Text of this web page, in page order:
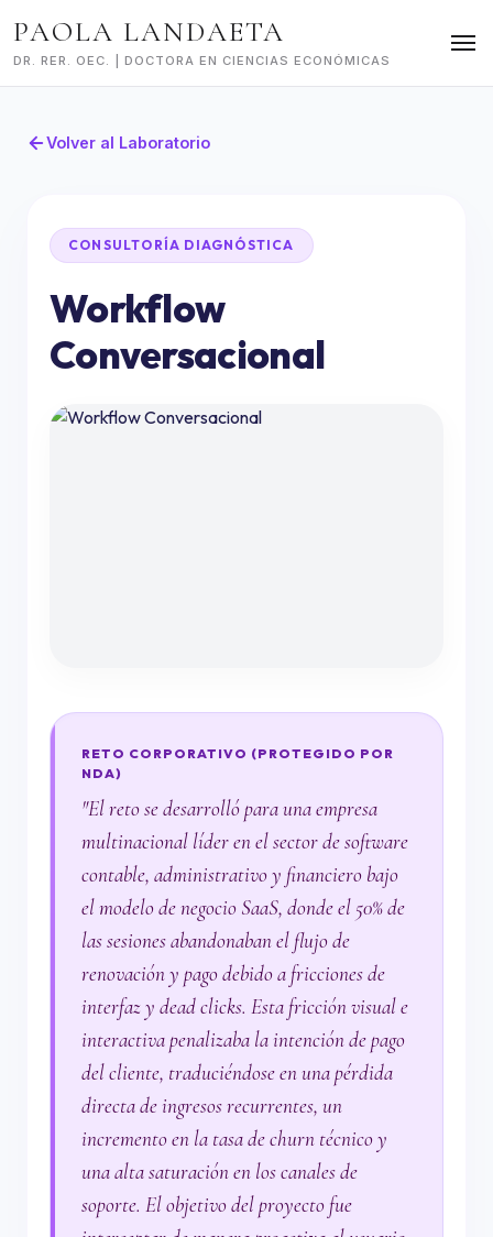
to
content
PAOLA LANDAETA
DR. RER. OEC. | DOCTORA EN CIENCIAS ECONÓMICAS
Volver al Laboratorio
CONSULTORÍA DIAGNÓSTICA
Workflow
Conversacional
RETO CORPORATIVO (PROTEGIDO POR
NDA)
"El reto se desarrolló para una empresa
multinacional líder en el sector de software
contable, administrativo y financiero bajo
el modelo de negocio SaaS, donde el 50% de
las sesiones abandonaban el flujo de
renovación y pago debido a fricciones de
interfaz y dead clicks. Esta fricción visual e
interactiva penalizaba la intención de pago
del cliente, traduciéndose en una pérdida
directa de ingresos recurrentes, un
incremento en la tasa de churn técnico y
una alta saturación en los canales de
soporte. El objetivo del proyecto fue